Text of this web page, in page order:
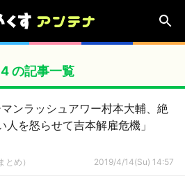
の記事一覧
マンラッシュアワー村本大輔、絶
を怒らせて吉本解雇危機」
め） 2019/4/14(Su) 14:57